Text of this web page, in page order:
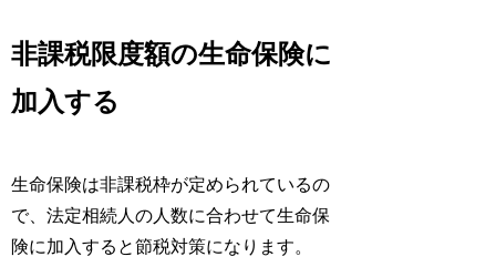
非課税限度額の生命保険に
加入する
生命保険は非課税枠が定められているの
で、法定相続人の人数に合わせて生命保
険に加入すると節税対策になります。